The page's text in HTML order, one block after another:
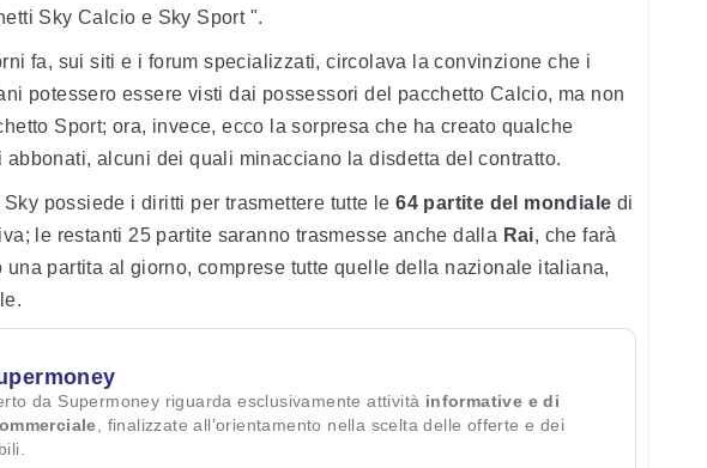
Sky Calcio e Sky Sport ".
fa, sui siti e i forum specializzati, circolava la convinzione che i
potessero essere visti dai possessori del pacchetto Calcio, ma non
Sport; ora, invece, ecco la sorpresa che ha creato qualche
abbonati, alcuni dei quali minacciano la disdetta del contratto.
Sky possiede i diritti per trasmettere tutte le64 partite del mondiale di
le restanti 25 partite saranno trasmesse anche dalla Rai, che farà
una partita al giorno, comprese tutte quelle della nazionale italiana,
da Supermoney riguarda esclusivamente attività informative e di
, finalizzate all’orientamento nella scelta delle offerte e dei